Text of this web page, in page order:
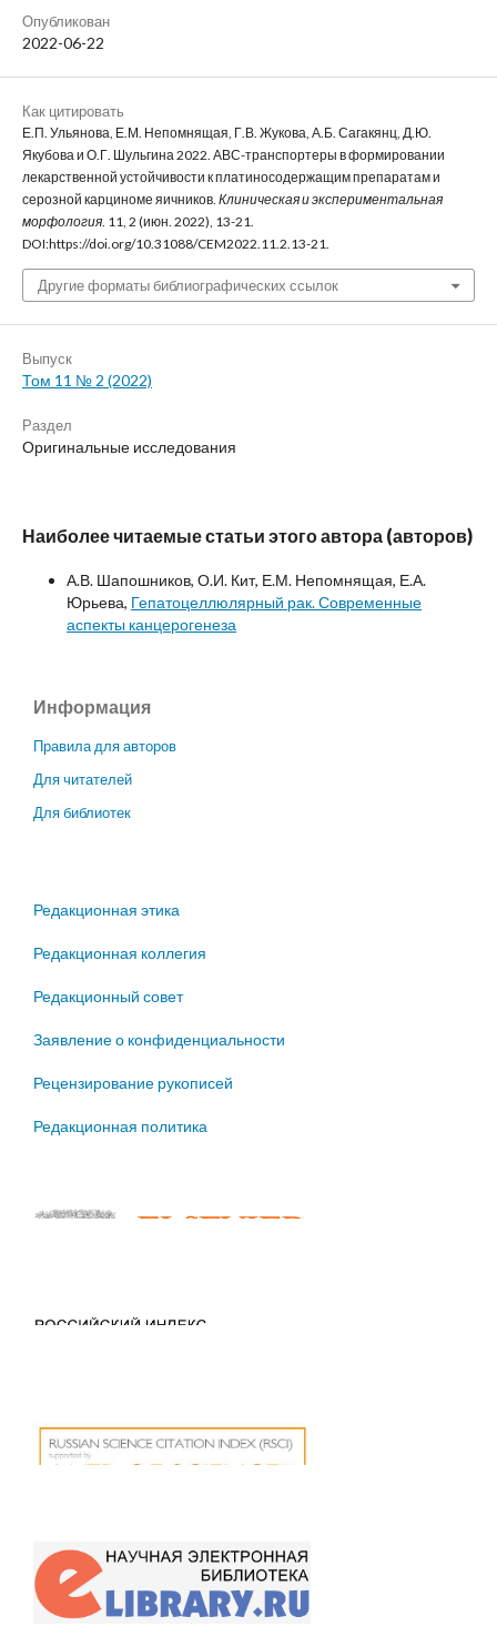
Опубликован
2022-06-22
Как цитировать
Е.П. Ульянова, Е.М. Непомнящая, Г.В. Жукова, А.Б. Сагакянц, Д.Ю.
Якубова и О.Г. Шульгина 2022. АВС-транспортеры в формировании
лекарственной устойчивости к платиносодержащим препаратам и
серозной карциноме яичников. Клиническая и экспериментальная
морфология . 11, 2 (июн. 2022), 13-21.
DOI:https://doi.org/10.31088/CEM2022.11.2.13-21.
Другие форматы библиографических ссылок
Выпуск
Том 11 № 2 (2022)
Раздел
Оригинальные исследования
Наиболее читаемые статьи этого автора (авторов)
А.В. Шапошников, О.И. Кит, Е.М. Непомнящая, Е.А.
Юрьева, Гепатоцеллюлярный рак. Современные
аспекты канцерогенеза
Информация
Правила для авторов
Для читателей
Для библиотек
Редакционная этика
Редакционная коллегия
Редакционный совет
Заявление о конфиденциальности
Рецензирование рукописей
Редакционная политика